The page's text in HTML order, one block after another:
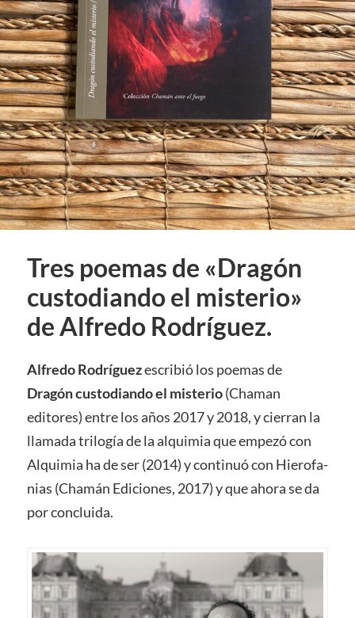
Tres poemas de «Dragón
custodiando el misterio»
de Alfredo Rodríguez.
Alfredo Rodríguezescribió los poemas de
Dragón custodiando el misterio(Chaman
editores) entre los años 2017 y 2018, y cierran la
llamada trilogía de la alquimia que empezó con
Alquimia ha de ser (2014) y continuó con Hierofa-
nias (Chamán Ediciones, 2017) y que ahora se da
por concluida.